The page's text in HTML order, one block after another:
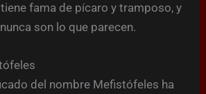
fama de pícaro y tramposo, y
son lo que parecen.
del nombre Mefistófeles ha